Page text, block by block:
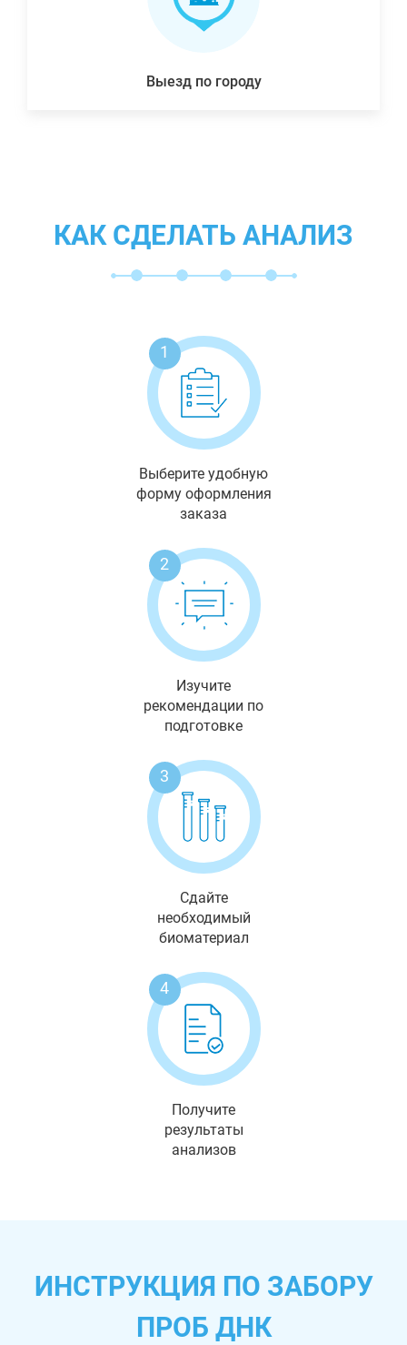
Выезд по городу
КАК СДЕЛАТЬ АНАЛИЗ
1
Выберите удобную
форму оформления
заказа
2
Изучите
рекомендации по
подготовке
3
Сдайте
необходимый
биоматериал
4
Получите
результаты
анализов
ИНСТРУКЦИЯ ПО ЗАБОРУ
ПРОБ ДНК